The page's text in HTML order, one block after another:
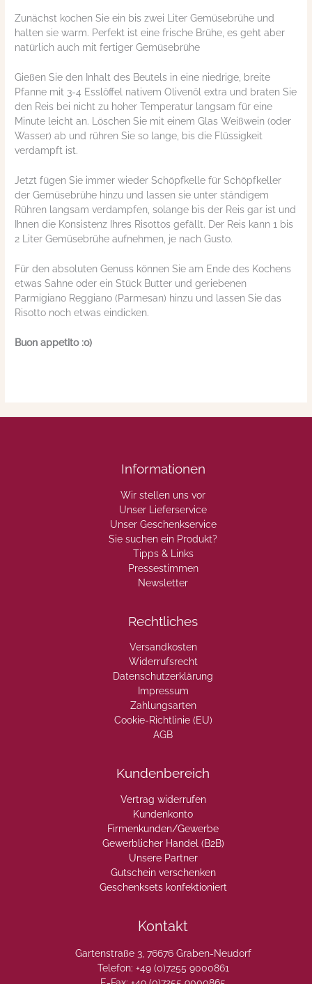
Zunächst kochen Sie ein bis zwei Liter Gemüsebrühe und
halten sie warm. Perfekt ist eine frische Brühe, es geht aber
natürlich auch mit fertiger Gemüsebrühe
Gießen Sie den Inhalt des Beutels in eine niedrige, breite
Pfanne mit 3-4 Esslöffel nativem Olivenöl extra und braten Sie
den Reis bei nicht zu hoher Temperatur langsam für eine
Minute leicht an. Löschen Sie mit einem Glas Weißwein (oder
Wasser) ab und rühren Sie so lange, bis die Flüssigkeit
verdampft ist.
Jetzt fügen Sie immer wieder Schöpfkelle für Schöpfkeller
der Gemüsebrühe hinzu und lassen sie unter ständigem
Rühren langsam verdampfen, solange bis der Reis gar ist und
Ihnen die Konsistenz Ihres Risottos gefällt. Der Reis kann 1 bis
2 Liter Gemüsebrühe aufnehmen, je nach Gusto.
Für den absoluten Genuss können Sie am Ende des Kochens
etwas Sahne oder ein Stück Butter und geriebenen
Parmigiano Reggiano (Parmesan) hinzu und lassen Sie das
Risotto noch etwas eindicken.
Buon appetito :o)
Informationen
Wir stellen uns vor
Unser Lieferservice
Unser Geschenkservice
Sie suchen ein Produkt?
Tipps & Links
Pressestimmen
Newsletter
Rechtliches
Versandkosten
Widerrufsrecht
Datenschutzerklärung
Impressum
Zahlungsarten
Cookie-Richtlinie (EU)
AGB
Kundenbereich
Vertrag widerrufen
Kundenkonto
Firmenkunden/Gewerbe
Gewerblicher Handel (B2B)
Unsere Partner
Gutschein verschenken
Geschenksets konfektioniert
Kontakt
Gartenstraße 3, 76676 Graben-Neudorf
Telefon: +49 (0)7255 9000861